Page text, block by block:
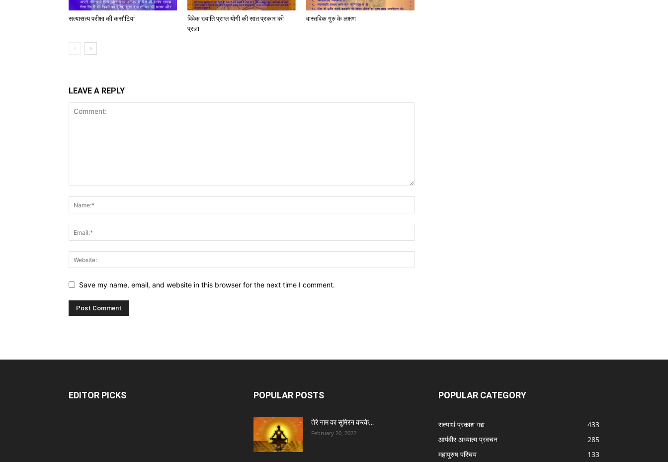
सत्यासत्य परीक्षा की कसौटियां
विवेक ख्याति प्राप्त योगी की सात प्रकार की
प्रज्ञा
वास्तविक गुरु के लक्षण
LEAVE A REPLY
Save my name, email, and website in this browser for the next time I comment.
EDITOR PICKS POPULAR POSTS
तेरे नाम का सुमिरन करके…
February 20, 2022
POPULAR CATEGORY
सत्यार्थ प्रकाश गद्य
433
आर्यवीर अध्यात्म प्रवचन
285
महापुरुष परिचय
133